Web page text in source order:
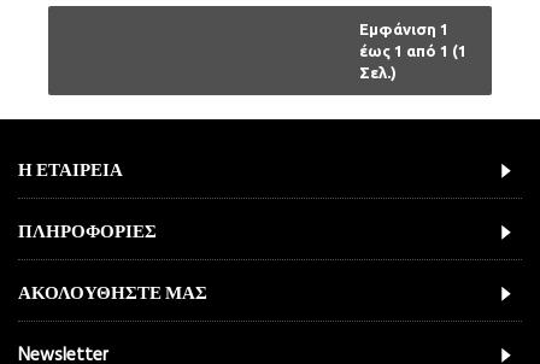
Εμφάνιση 1
έως 1 από 1 (1
Σελ.)
Η ΕΤΑΙΡΕΙΑ
ΠΛΗΡΟΦΟΡΙΕΣ
ΑΚΟΛΟΥΘΗΣΤΕ ΜΑΣ
Newsletter